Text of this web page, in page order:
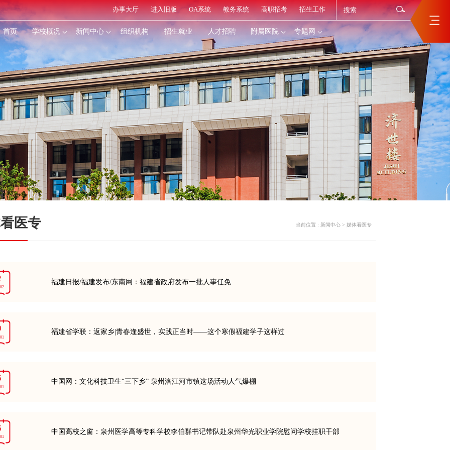
当前位置 : 新闻中心> 媒体看医专
医专
福建日报/福建发布/东南网：福建省政府发布一批人事任免
福建省学联：返家乡|青春逢盛世，实践正当时——这个寒假福建学子这样过
中国网：文化科技卫生“三下乡” 泉州洛江河市镇这场活动人气爆棚
中国高校之窗：泉州医学高等专科学校李伯群书记带队赴泉州华光职业学院慰问学校挂职干部
办事大厅 进入旧版 OA系统 教务系统 高职招考 招生工作
首页 学校概况 新闻中心 组织机构 招生就业 人才招聘 附属医院 专题网